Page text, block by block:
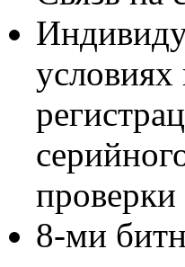
8-ми